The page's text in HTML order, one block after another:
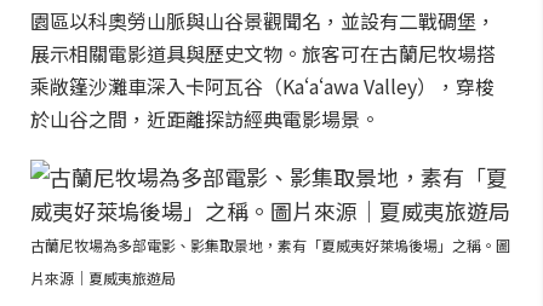
園區以科奧勞山脈與山谷景觀聞名，並設有二戰碉堡，
展示相關電影道具與歷史文物。旅客可在古蘭尼牧場搭
乘敞篷沙灘車深入卡阿瓦谷（Kaʻaʻawa Valley），穿梭
於山谷之間，近距離探訪經典電影場景。
古蘭尼牧場為多部電影、影集取景地，素有「夏威夷好萊塢後場」之稱。圖
片來源｜夏威夷旅遊局